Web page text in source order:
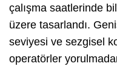
çalışma saatlerinde
üzere tasarlandı.
seviyesi ve sezgisel
operatörler